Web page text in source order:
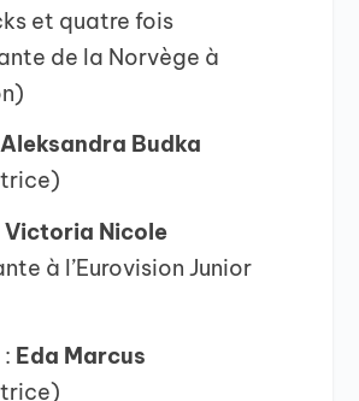
et quatre fois
de la Norvège à
Aleksandra Budka
Victoria Nicole
à l’Eurovision Junior
Eda Marcus